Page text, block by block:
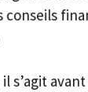
conseils
s’agit